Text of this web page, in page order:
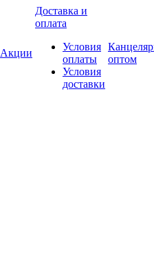
Акции
Доставка и
оплата
Условия
оплаты
Условия
доставки
оптом